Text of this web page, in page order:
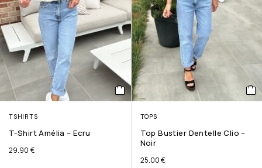
TSHIRTS
T-Shirt Amélia – Ecru
29.90 €
TOPS
Top Bustier Dentelle Clio –
Noir
25.00€